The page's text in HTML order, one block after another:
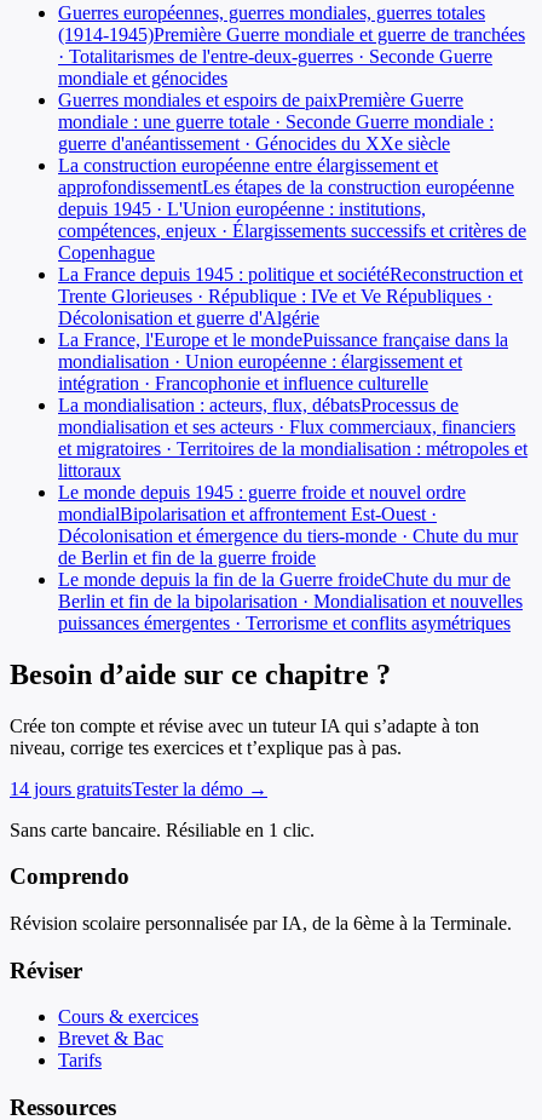
Guerres européennes, guerres mondiales, guerres totales
(1914-1945)Première Guerre mondiale et guerre de tranchées
· Totalitarismes de l'entre-deux-guerres · Seconde Guerre
mondiale et génocides
Guerres mondiales et espoirs de paixPremière Guerre
mondiale : une guerre totale · Seconde Guerre mondiale :
guerre d'anéantissement · Génocides du XXe siècle
La construction européenne entre élargissement et
approfondissementLes étapes de la construction européenne
depuis 1945 · L'Union européenne : institutions,
compétences, enjeux · Élargissements successifs et critères de
Copenhague
La France depuis 1945 : politique et sociétéReconstruction et
Trente Glorieuses · République : IVe et Ve Républiques ·
Décolonisation et guerre d'Algérie
La France, l'Europe et le mondePuissance française dans la
mondialisation · Union européenne : élargissement et
intégration · Francophonie et influence culturelle
La mondialisation : acteurs, flux, débatsProcessus de
mondialisation et ses acteurs · Flux commerciaux, financiers
et migratoires · Territoires de la mondialisation : métropoles et
littoraux
Le monde depuis 1945 : guerre froide et nouvel ordre
mondialBipolarisation et affrontement Est-Ouest ·
Décolonisation et émergence du tiers-monde · Chute du mur
de Berlin et fin de la guerre froide
Le monde depuis la fin de la Guerre froideChute du mur de
Berlin et fin de la bipolarisation · Mondialisation et nouvelles
puissances émergentes · Terrorisme et conflits asymétriques
Besoin d’aide sur ce chapitre ?
Crée ton compte et révise avec un tuteur IA qui s’adapte à ton
niveau, corrige tes exercices et t’explique pas à pas.
14 jours gratuitsTester la démo →
Sans carte bancaire. Résiliable en 1 clic.
Comprendo
Révision scolaire personnalisée par IA, de la 6ème à la Terminale.
Réviser
Cours & exercices
Brevet & Bac
Tarifs
Ressources